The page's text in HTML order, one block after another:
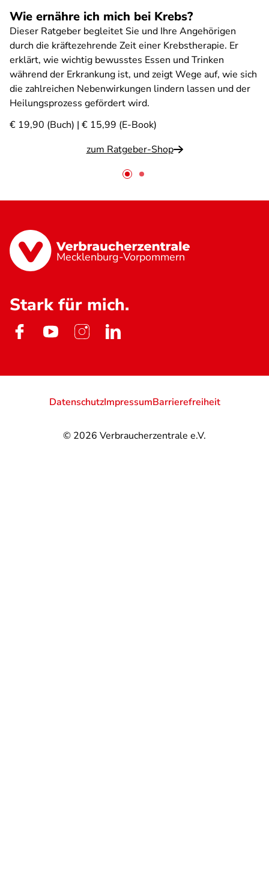
Wie ernähre ich mich bei Krebs?
Dieser Ratgeber begleitet Sie und Ihre Angehörigen
durch die kräftezehrende Zeit einer Krebstherapie. Er
erklärt, wie wichtig bewusstes Essen und Trinken
während der Erkrankung ist, und zeigt Wege auf, wie sich
die zahlreichen Nebenwirkungen lindern lassen und der
Heilungsprozess gefördert wird.
€ 19,90 (Buch) | € 15,99 (E-Book)
zum Ratgeber-Shop
Mecklenburg-Vorpommern
Stark für mich.
© 2026 Verbraucherzentrale e.V.
DatenschutzImpressumBarrierefreiheit